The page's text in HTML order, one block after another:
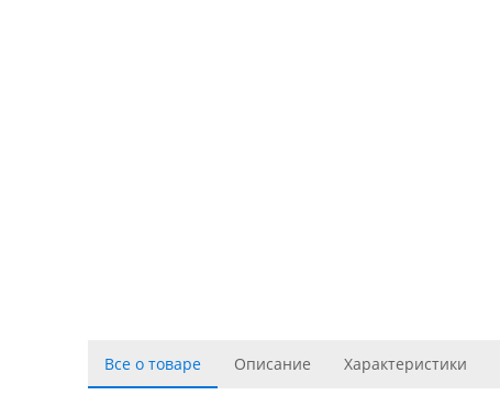
Все о товаре Описание Характеристики